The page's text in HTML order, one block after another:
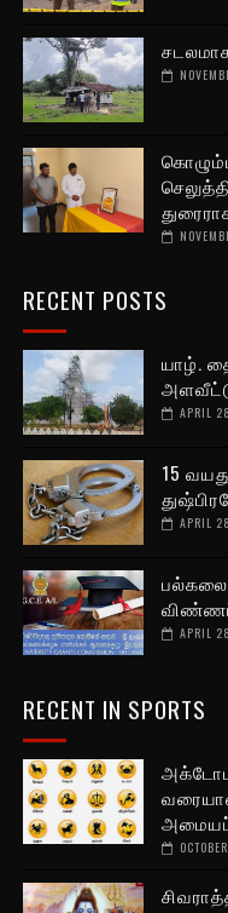
RECENT POSTS
யாழ்.
APRIL
15
APRIL
APRIL
RECENT IN SPORTS